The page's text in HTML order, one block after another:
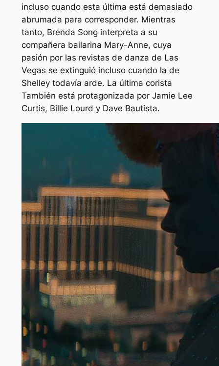
incluso cuando esta última está demasiado
abrumada para corresponder. Mientras
tanto, Brenda Song interpreta a su
compañera bailarina Mary-Anne, cuya
pasión por las revistas de danza de Las
Vegas se extinguió incluso cuando la de
Shelley todavía arde. La última corista
También está protagonizada por Jamie Lee
Curtis, Billie Lourd y Dave Bautista.